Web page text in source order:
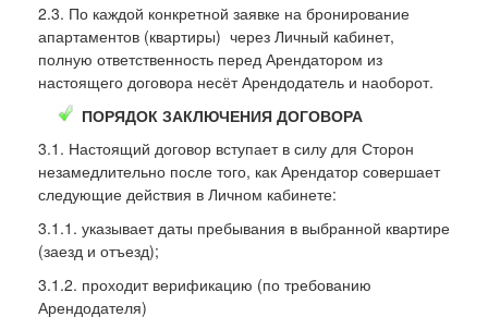
2.3. По каждой конкретной заявке на бронирование
апартаментов (квартиры) через Личный кабинет,
полную ответственность перед Арендатором из
настоящего договора несёт Арендодатель и наоборот.
ПОРЯДОК ЗАКЛЮЧЕНИЯ ДОГОВОРА
3.1. Настоящий договор вступает в силу для Сторон
незамедлительно после того, как Арендатор совершает
следующие действия в Личном кабинете:
3.1.1. указывает даты пребывания в выбранной квартире
(заезд и отъезд);
3.1.2. проходит верификацию (по требованию
Арендодателя)